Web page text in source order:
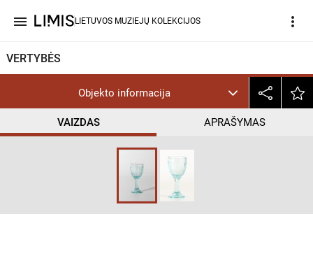
menu LIETUVOS MUZIEJŲ KOLEKCIJOS more_vert
VERTYBĖS
Objekto informacija
VAIZDAS APRAŠYMAS